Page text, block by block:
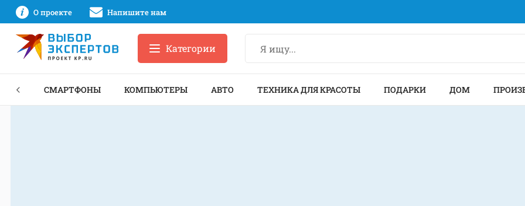
О проекте Напишите нам
Категории
СМАРТФОНЫ КОМПЬЮТЕРЫ АВТО ТЕХНИКА ДЛЯ КРАСОТЫ ПОДАРКИ ДОМ